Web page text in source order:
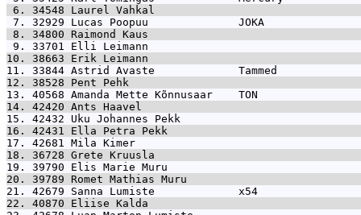
6. 34548 Laurel Vahkal
7. 32929 Lucas Poopuu              JOKA
8. 34800 Raimond Kaus
9. 33701 Elli Leimann
10. 38663 Erik Leimann
11. 33844 Astrid Avaste             Tammed
12. 38528 Pent Pehk
13. 40568 Amanda Mette Kõnnusaar    TON
14. 42420 Ants Haavel
15. 42432 Uku Johannes Pekk
16. 42431 Ella Petra Pekk
17. 42681 Mila Kimer
18. 36728 Grete Kruusla
19. 39790 Elis Marie Muru
20. 39789 Romet Mathias Muru
21. 42679 Sanna Lumiste             x54
22. 40870 Eliise Kalda